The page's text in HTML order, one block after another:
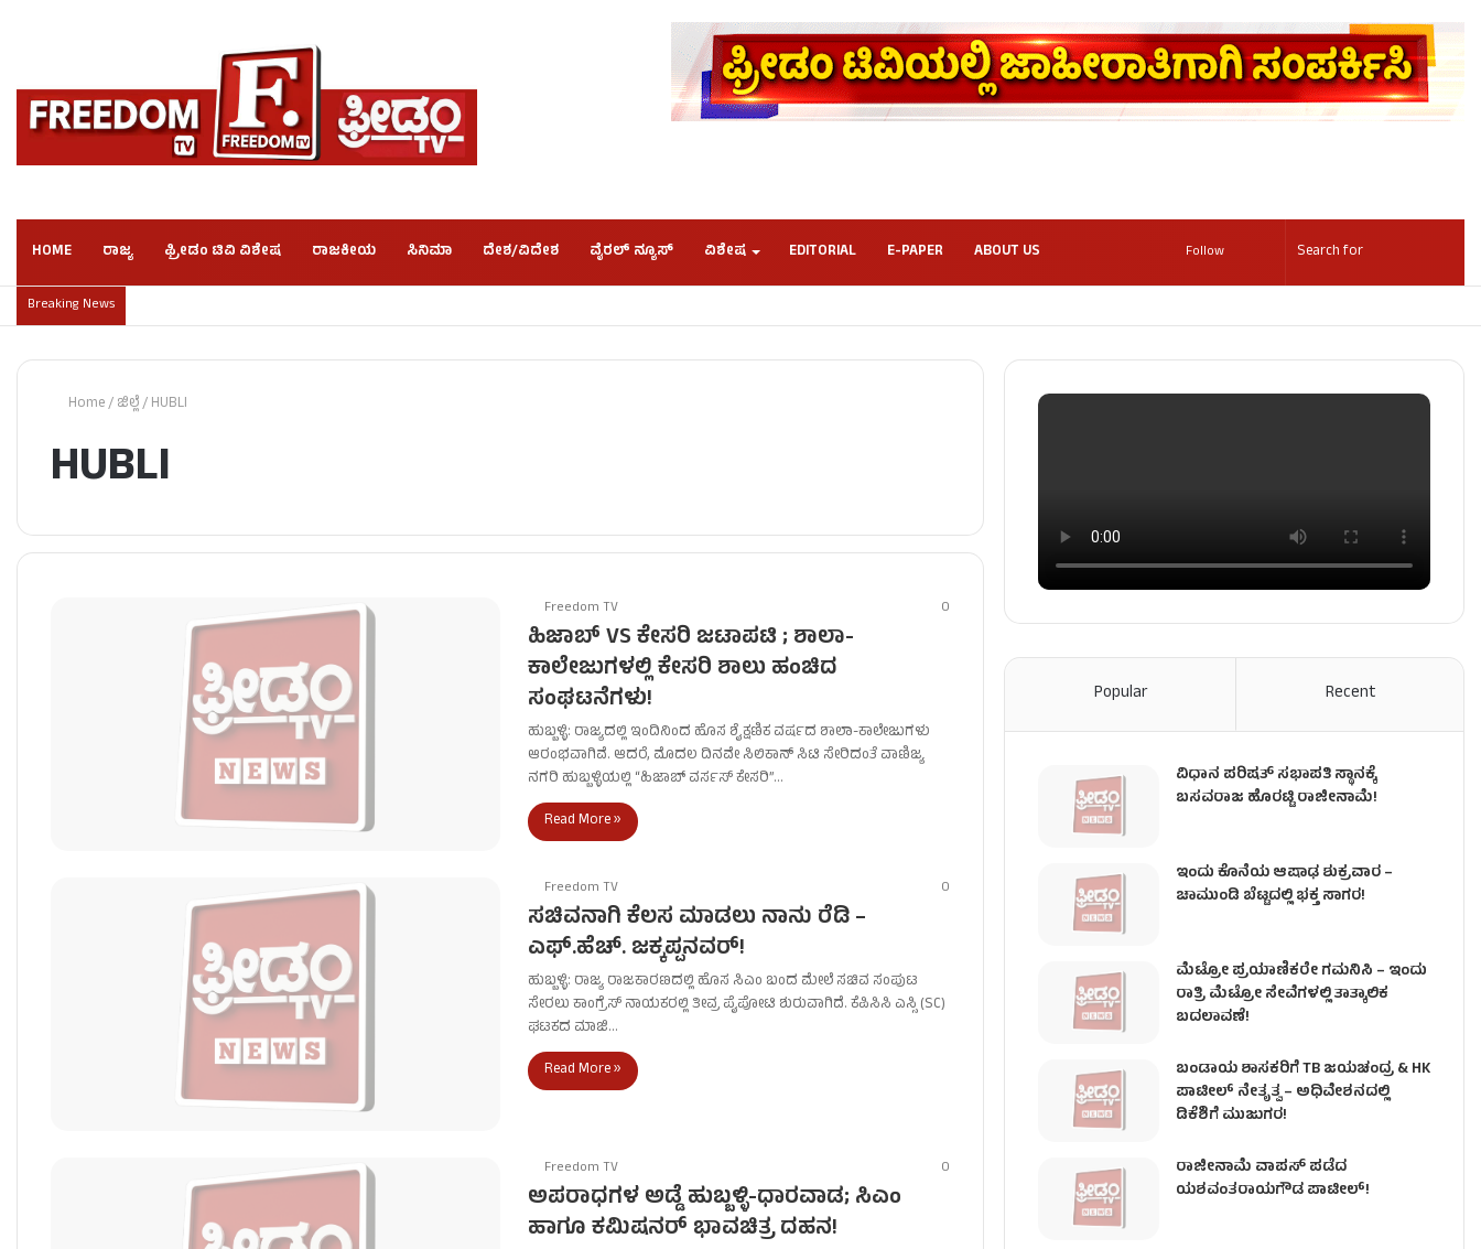
HOME ರಾಜ್ಯ ಫ್ರೀಡಂ ಟಿವಿ ವಿಶೇಷ ರಾಜಕೀಯ ಸಿನಿಮಾ ದೇಶ/ವಿದೇಶ ವೈರಲ್ ನ್ಯೂಸ್ ವಿಶೇಷ EDITORIAL E-PAPER ABOUT US Follow
Breaking News
Home/ಜಿಲ್ಲೆ/HUBLI
HUBLI
Freedom TV 0
ಹಿಜಾಬ್ VS ಕೇಸರಿ ಜಟಾಪಟಿ ; ಶಾಲಾ-
ಕಾಲೇಜುಗಳಲ್ಲಿ ಕೇಸರಿ ಶಾಲು ಹಂಚಿದ
ಸಂಘಟನೆಗಳು!
ಹುಬ್ಬಳ್ಳಿ: ರಾಜ್ಯದಲ್ಲಿ ಇಂದಿನಿಂದ ಹೊಸ ಶೈಕ್ಷಣಿಕ ವರ್ಷದ ಶಾಲಾ-ಕಾಲೇಜುಗಳು
ಆರಂಭವಾಗಿವೆ. ಆದರೆ, ಮೊದಲ ದಿನವೇ ಸಿಲಿಕಾನ್ ಸಿಟಿ ಸೇರಿದಂತೆ ವಾಣಿಜ್ಯ
ನಗರಿ ಹುಬ್ಬಳ್ಳಿಯಲ್ಲಿ “ಹಿಜಾಬ್ ವರ್ಸಸ್ ಕೇಸರಿ”…
Read More »
Freedom TV 0
ಸಚಿವನಾಗಿ ಕೆಲಸ ಮಾಡಲು ನಾನು ರೆಡಿ –
ಎಫ್.ಹೆಚ್. ಜಕ್ಕಪ್ಪನವರ್!
ಹುಬ್ಬಳ್ಳಿ: ರಾಜ್ಯ ರಾಜಕಾರಣದಲ್ಲಿ ಹೊಸ ಸಿಎಂ ಬಂದ ಮೇಲೆ ಸಚಿವ ಸಂಪುಟ
ಸೇರಲು ಕಾಂಗ್ರೆಸ್ ನಾಯಕರಲ್ಲಿ ತೀವ್ರ ಪೈಪೋಟಿ ಶುರುವಾಗಿದೆ. ಕೆಪಿಸಿಸಿ ಎಸ್ಸಿ (SC)
ಘಟಕದ ಮಾಜಿ…
Read More »
Freedom TV 0
ಅಪರಾಧಗಳ ಅಡ್ಡೆ ಹುಬ್ಬಳ್ಳಿ-ಧಾರವಾಡ; ಸಿಎಂ
ಹಾಗೂ ಕಮಿಷನರ್ ಭಾವಚಿತ್ರ ದಹನ!
Popular Recent
ವಿಧಾನ ಪರಿಷತ್ ಸಭಾಪತಿ ಸ್ಥಾನಕ್ಕೆ
ಬಸವರಾಜ ಹೊರಟ್ಟಿ ರಾಜೀನಾಮೆ!
ಇಂದು ಕೊನೆಯ ಆಷಾಢ ಶುಕ್ರವಾರ –
ಚಾಮುಂಡಿ ಬೆಟ್ಟದಲ್ಲಿ ಭಕ್ತ ಸಾಗರ!
ಮೆಟ್ರೋ ಪ್ರಯಾಣಿಕರೇ ಗಮನಿಸಿ – ಇಂದು
ರಾತ್ರಿ ಮೆಟ್ರೋ ಸೇವೆಗಳಲ್ಲಿ ತಾತ್ಕಾಲಿಕ
ಬದಲಾವಣೆ!
ಬಂಡಾಯ ಶಾಸಕರಿಗೆ TB ಜಯಚಂದ್ರ & HK
ಪಾಟೀಲ್ ನೇತೃತ್ವ – ಅಧಿವೇಶನದಲ್ಲಿ
ಡಿಕೆಶಿಗೆ ಮುಜುಗರ!
ರಾಜೀನಾಮೆ ವಾಪಸ್ ಪಡೆದ
ಯಶವಂತರಾಯಗೌಡ ಪಾಟೀಲ್‌!